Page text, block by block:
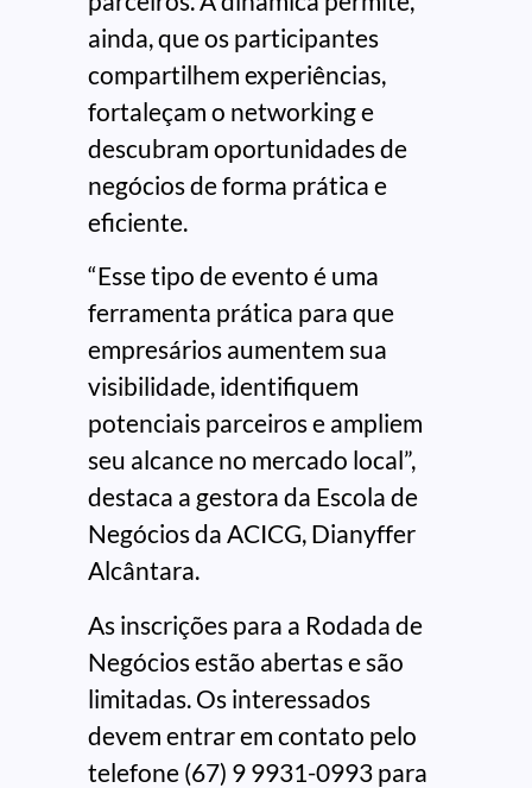
ainda, que os participantes
compartilhem experiências,
fortaleçam o networking e
descubram oportunidades de
negócios de forma prática e
eficiente.
“Esse tipo de evento é uma
ferramenta prática para que
empresários aumentem sua
visibilidade, identifiquem
potenciais parceiros e ampliem
seu alcance no mercado local”,
destaca a gestora da Escola de
Negócios da ACICG, Dianyffer
Alcântara.
As inscrições para a Rodada de
Negócios estão abertas e são
limitadas. Os interessados
devem entrar em contato pelo
telefone (67) 9 9931-0993 para